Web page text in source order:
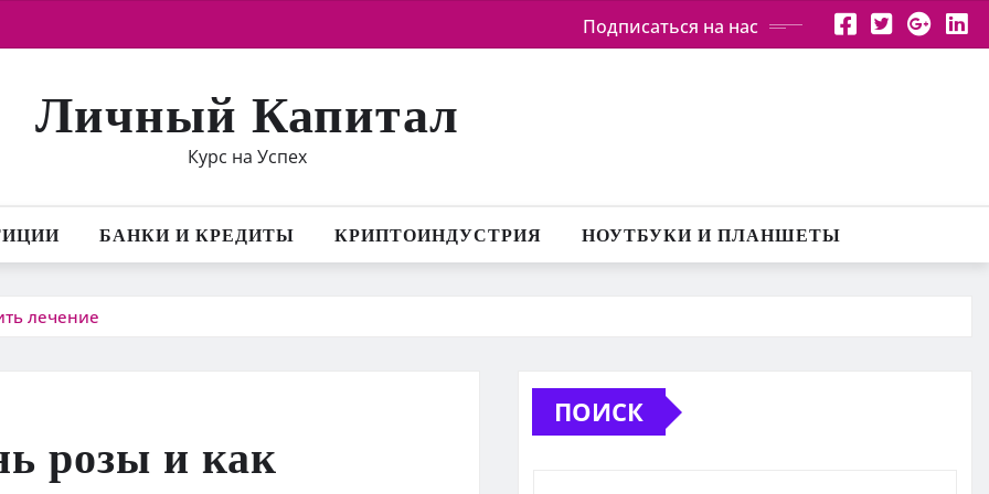
Подписаться на нас
Личный Капитал
Курс на Успех
БАНКИ И КРЕДИТЫ КРИПТОИНДУСТРИЯ НОУТБУКИ И ПЛАНШЕТЫ
лечение
розы и как
ПОИСК